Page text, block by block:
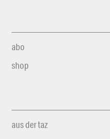
abo
shop
aus der taz